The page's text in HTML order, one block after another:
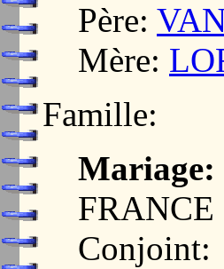
Père:
Mère:
Famille:
Mariage:
FRANCE
Conjoint: